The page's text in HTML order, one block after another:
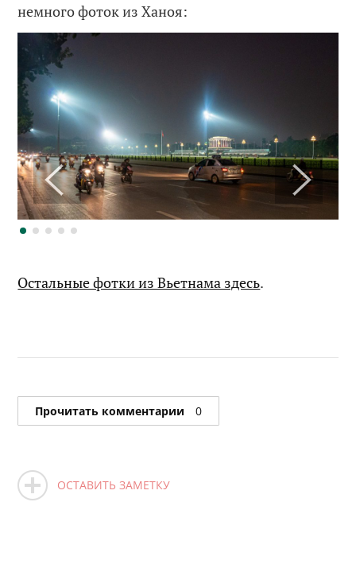
немного фоток из Ханоя:
Остальные фотки из Вьетнама здесь.
Прочитать комментарии 0
ОСТАВИТЬ ЗАМЕТКУ